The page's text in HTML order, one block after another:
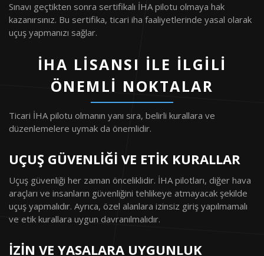
Sınavı geçtikten sonra sertifikalı İHA pilotu olmaya hak
kazanırsınız. Bu sertifika, ticari iha faaliyetlerinde yasal olarak
uçuş yapmanızı sağlar.
İHA LISANSI ILE İLGILI
ÖNEMLI NOKTALAR
Ticari İHA pilotu olmanın yanı sıra, belirli kurallara ve
düzenlemelere uymak da önemlidir.
UÇUŞ GÜVENLIĞI VE ETIK KURALLAR
Uçuş güvenliği her zaman önceliklidir. İHA pilotları, diğer hava
araçları ve insanların güvenliğini tehlikeye atmayacak şekilde
uçuş yapmalıdır. Ayrıca, özel alanlara izinsiz giriş yapılmamalı
ve etik kurallara uygun davranılmalıdır.
İZIN VE YASALARA UYGUNLUK